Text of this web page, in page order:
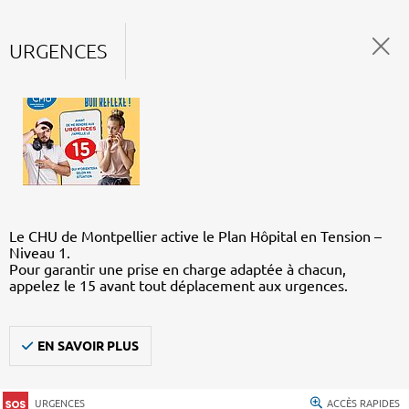
URGENCES
Le CHU de Montpellier active le Plan Hôpital en Tension –
Niveau 1.
Pour garantir une prise en charge adaptée à chacun,
appelez le 15 avant tout déplacement aux urgences.
EN SAVOIR PLUS
URGENCES ACCÈS RAPIDES